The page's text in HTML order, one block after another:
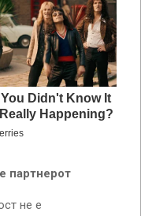
партнерот
не е